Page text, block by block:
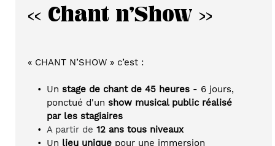
<< Chant n'Show >>
« CHANT N’SHOW » c’est :
Un stage de chant de 45 heures - 6 jours,
ponctué d'un show musical public réalisé
par les stagiaires
A partir de 12 ans tous niveaux
Un lieu unique pour une immersion